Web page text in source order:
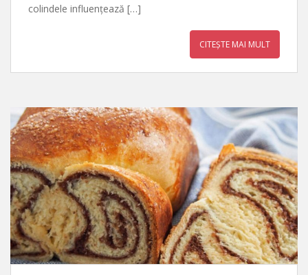
colindele influențează […]
CITEȘTE MAI MULT